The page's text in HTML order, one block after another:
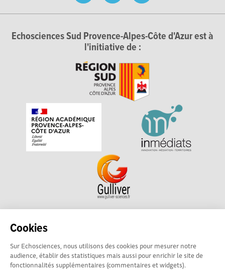
Cookies
Sur Echosciences, nous utilisons des cookies pour mesurer notre
audience, établir des statistiques mais aussi pour enrichir le site de
fonctionnalités supplémentaires (commentaires et widgets).
Echosciences Sud Provence-Alpes-Côte d'Azur est à
l'initiative de :
Echosciences Sud Provence-Alpes-Côte d'Azur est à
académique pour la Recherche et l'Innovation Provence-
Alpes-Côte d'Azur. La plateforme est mise en oeuvre pour
vous parGulliver